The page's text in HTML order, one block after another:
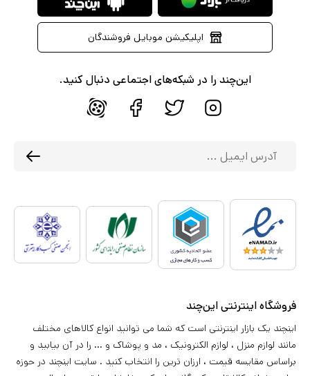
اپلیکیشن موبایل فروشندگان
این‌چند را در شبکه‌های اجتماعی دنبال کنید.
فروشگاه اینترنتی این‌چند
اینچند یک بازار اینترنتی است که شما می توانید انواع کالاهای مختلف
مانند لوازم منزل ، لوازم الکترونیک ، مد و پوشاک و ... را در آن بیابید و
براساس مقایسه قیمت ، ارزان ترین را انتخاب کنید . سایت اینچند در حوزه